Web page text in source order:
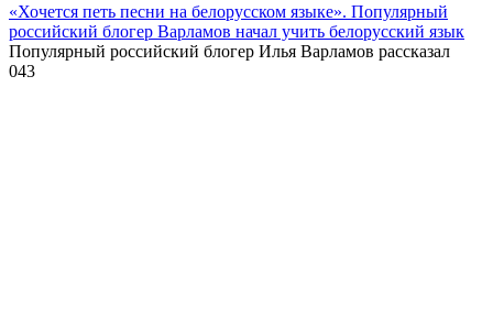
«Хочется петь песни на белорусском языке». Популярный
российский блогер Варламов начал учить белорусский язык
Популярный российский блогер Илья Варламов рассказал
043